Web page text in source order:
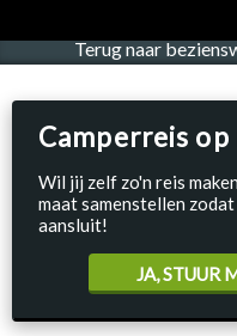
Terug naar
Camperreis op
Wil jij zelf zo'n reis
maat samenstellen
aansluit!
JA, STUUR